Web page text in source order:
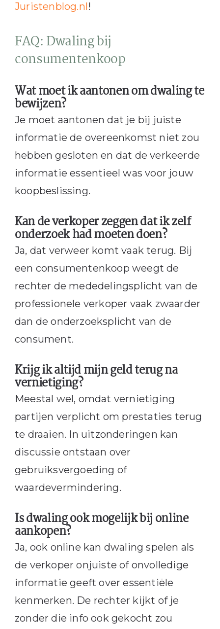
Juristenblog.nl!
FAQ: Dwaling bij
consumentenkoop
Wat moet ik aantonen om dwaling te
bewijzen?
Je moet aantonen dat je bij juiste
informatie de overeenkomst niet zou
hebben gesloten en dat de verkeerde
informatie essentieel was voor jouw
koopbeslissing.
Kan de verkoper zeggen dat ik zelf
onderzoek had moeten doen?
Ja, dat verweer komt vaak terug. Bij
een consumentenkoop weegt de
rechter de mededelingsplicht van de
professionele verkoper vaak zwaarder
dan de onderzoeksplicht van de
consument.
Krijg ik altijd mijn geld terug na
vernietiging?
Meestal wel, omdat vernietiging
partijen verplicht om prestaties terug
te draaien. In uitzonderingen kan
discussie ontstaan over
gebruiksvergoeding of
waardevermindering.
Is dwaling ook mogelijk bij online
aankopen?
Ja, ook online kan dwaling spelen als
de verkoper onjuiste of onvolledige
informatie geeft over essentiële
kenmerken. De rechter kijkt of je
zonder die info ook gekocht zou